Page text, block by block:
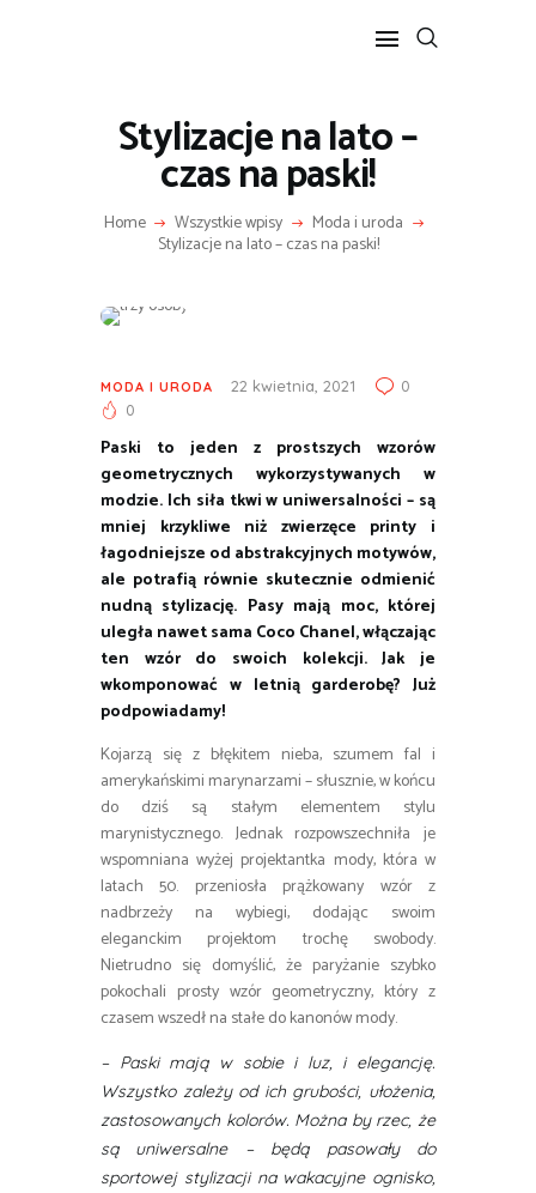
Stylizacje na lato –
czas na paski!
Home Wszystkie wpisy Moda i uroda
Stylizacje na lato – czas na paski!
POPULARNE
BIZNES I FINANSE
IT I TECHNOLOGIE
LIFESTYLE
MOTORYZACJA
MODA I URODA 22 kwietnia, 2021
0
0
Paski to jeden z prostszych wzorów
geometrycznych wykorzystywanych w
modzie. Ich siła tkwi w uniwersalności – są
mniej krzykliwe niż zwierzęce printy i
łagodniejsze od abstrakcyjnych motywów,
ale potrafią równie skutecznie odmienić
nudną stylizację. Pasy mają moc, której
uległa nawet sama Coco Chanel, włączając
ten wzór do swoich kolekcji. Jak je
wkomponować w letnią garderobę? Już
podpowiadamy!
Kojarzą się z błękitem nieba, szumem fal i
amerykańskimi marynarzami – słusznie, w końcu
do dziś są stałym elementem stylu
marynistycznego. Jednak rozpowszechniła je
wspomniana wyżej projektantka mody, która w
latach 50. przeniosła prążkowany wzór z
nadbrzeży na wybiegi, dodając swoim
eleganckim projektom trochę swobody.
Nietrudno się domyślić, że paryżanie szybko
pokochali prosty wzór geometryczny, który z
czasem wszedł na stałe do kanonów mody.
– Paski mają w sobie i luz, i elegancję.
Wszystko zależy od ich grubości, ułożenia,
zastosowanych kolorów. Można by rzec, że
są uniwersalne – będą pasowały do
sportowej stylizacji na wakacyjne ognisko,